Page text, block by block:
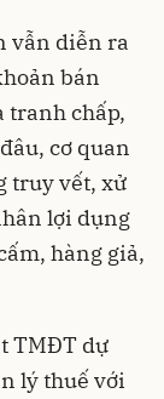
vẫn diễn ra
bán
tranh chấp,
cơ quan
truy vết, xử
lợi dụng
hàng giả,
TMĐT dự
lý thuế với